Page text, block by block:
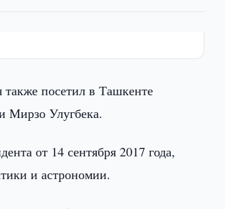
посетил в Ташкенте
Мирзо Улугбека.
от 14 сентября 2017 года,
и астрономии.